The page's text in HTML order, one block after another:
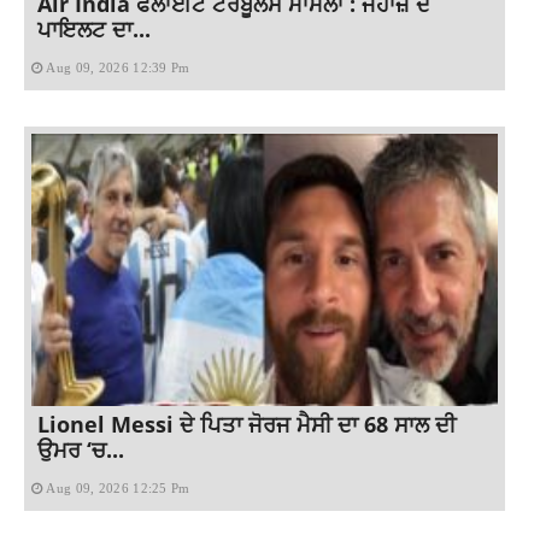
ਪਾਇਲਟ ਦਾ...
Aug 09, 2026 12:39 Pm
Lionel Messi ਦੇ ਪਿਤਾ ਜੋਰਜ ਮੈਸੀ ਦਾ 68 ਸਾਲ ਦੀ
ਉਮਰ ‘ਚ...
Aug 09, 2026 12:25 Pm